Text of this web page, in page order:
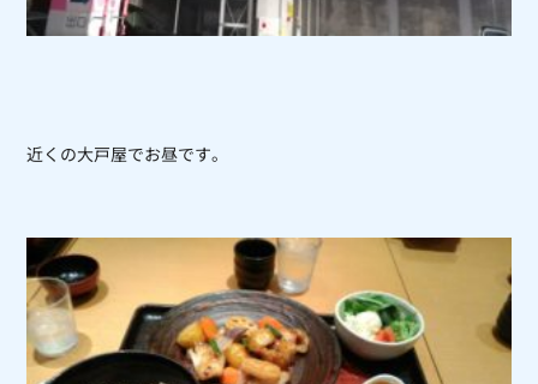
近くの大戸屋でお昼です。